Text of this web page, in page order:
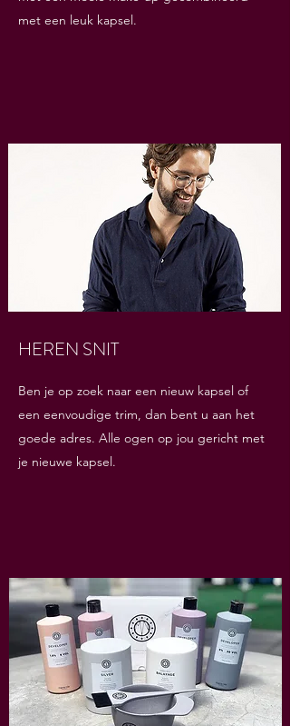
met een leuk kapsel.
HEREN SNIT
Ben je op zoek naar een nieuw kapsel of
een eenvoudige trim, dan bent u aan het
goede adres. Alle ogen op jou gericht met
je nieuwe kapsel.